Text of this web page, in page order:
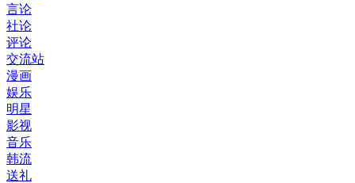
言论
社论
评论
交流站
漫画
娱乐
明星
影视
音乐
韩流
送礼